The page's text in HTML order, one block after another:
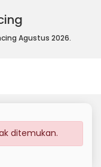
Agustus 2026.
ditemukan.